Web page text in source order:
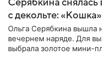
Серябкина
с декольте: «Кошка»
Ольга Серябкина вышла
вечернем наряде. Для
выбрала золотое мини-